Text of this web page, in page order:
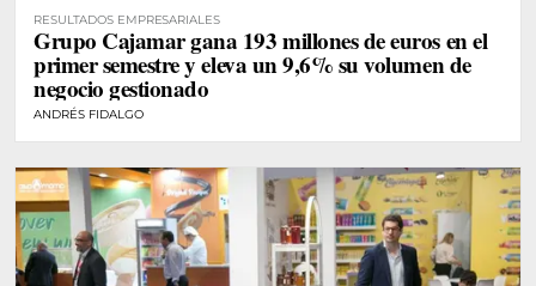
RESULTADOS EMPRESARIALES
Grupo Cajamar gana 193 millones de euros en el
primer semestre y eleva un 9,6% su volumen de
negocio gestionado
ANDRÉS FIDALGO